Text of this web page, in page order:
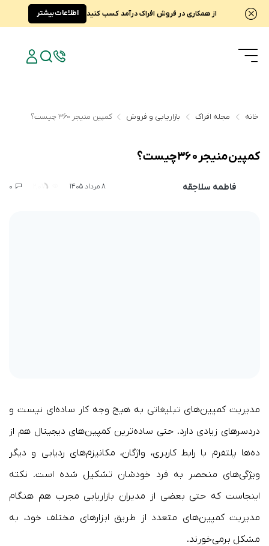
از همکاری در فروش افراک درآمد کسب کنید اطلاعات بیشتر
خانه مجله افراک بازاریابی و فروش کمپین منیجر ۳۶۰ چیست؟
کمپین منیجر ۳۶۰ چیست؟
فاطمه سلاجقه 8 مرداد 1405
مدیریت کمپین‌های تبلیغاتی به هیچ وجه کار ساده‌ای نیست و
دردسرهای زیادی دارد. حتی ساده‌ترین کمپین‌ها‌ی دیجیتال هم از
ده‌ها پلتفرم با رابط کاربری، واژگان، مکانیزم‌های ردیابی و دیگر
ویژگی‌های منحصر به فرد خودشان تشکیل شده است. نکته
اینجاست که حتی بعضی از مدیران بازاریابی مجرب هم هنگام
مدیریت کمپین‌های متعدد از طریق ابزارهای مختلف خود، به
مشکل برمی‌خورند.